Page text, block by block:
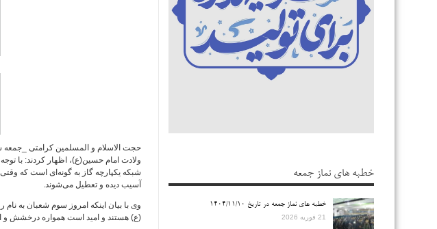
حجت الاسلام و المسلمین کرامتی _جمعه
ولادت امام حسین(ع)، اظهار کردند: با
شبکه یکپارچه گاز به گونه‌ای است که
آسیب دیده و تعطیل می‌شوند.
وی با بیان اینکه امروز سوم شعبان به
(ع) هستند و امید است همواره درخشش و
خطبه های نماز جمعه
خطبه های نماز جمعه در تاریخ ۱۴۰۴/۱۱/۱۰
21 فوریه 2026